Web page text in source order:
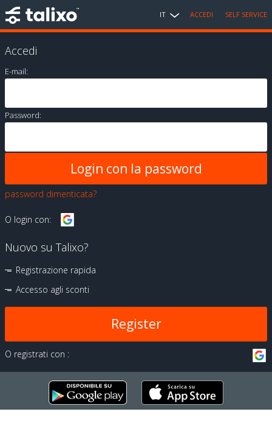
IT ACCEDI SELF SERVICE
Accedi
E-mail:
Password:
password dimenticata?
O login con:
Nuovo su Talixo?
Registrazione rapida
Accesso agli sconti
Register
O registrati con :